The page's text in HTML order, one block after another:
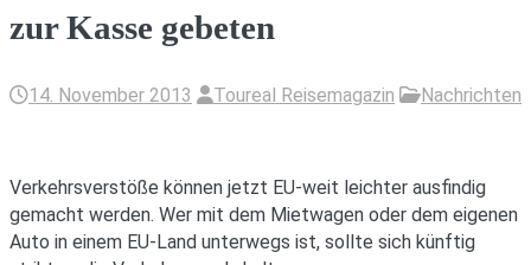
zur Kasse gebeten
14. November 2013 Toureal Reisemagazin Nachrichten
Verkehrsverstöße können jetzt EU-weit leichter ausfindig
gemacht werden. Wer mit dem Mietwagen oder dem eigenen
Auto in einem EU-Land unterwegs ist, sollte sich künftig